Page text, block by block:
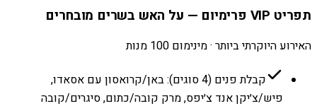
תפריט VIP פרימיום — על האש בשרים מובחרים
האירוע היוקרתי ביותר · מינימום 100 מנות
קבלת פנים (4 סוגים): באן/קרואסון עם אסאדו,
פיש/צ׳יקן אנד צ׳יפס, מרק קובה/כתום, סיגרים/קובה